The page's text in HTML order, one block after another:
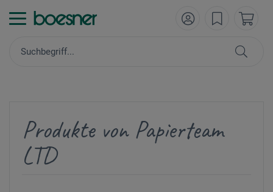
Produkte von Papierteam
LTD